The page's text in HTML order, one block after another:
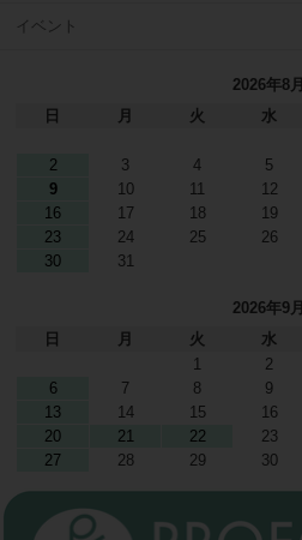
イベント
2026年8月
日
月 火 水
2
3 4 5
9
10 11 12
16
17 18 19
23
24 25 26
30
31
2026年9月
日
月 火 水
1
2
6
7 8 9
13
14 15 16
20
21 22 23
27
28 29 30